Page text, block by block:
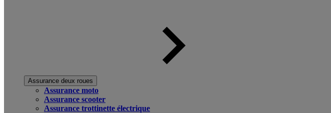
Assurance deux roues
Assurance moto
Assurance scooter
Assurance trottinette électrique